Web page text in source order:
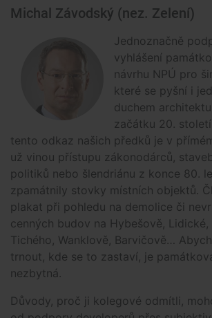
Michal Závodský (nez. Zelení)
Jednoznačně
vyhlášení
návrhu NPÚ pro
které se pyšní i
duchem
začátku 20.
tento odkaz našich předků je v
už vinou přístupu zákonodárců,
politiků nebo šlendriánu z konce 80.
zpamátnily stovky místních objektů.
plakat při pohledu na demolice či
cenných budov na Hybešově, Lidické,
Tichého, Wanklově, Barvičově…
trnout, kde se to zastaví, je
nezbytná.
Důvody, proč ji kolegové odmítli,